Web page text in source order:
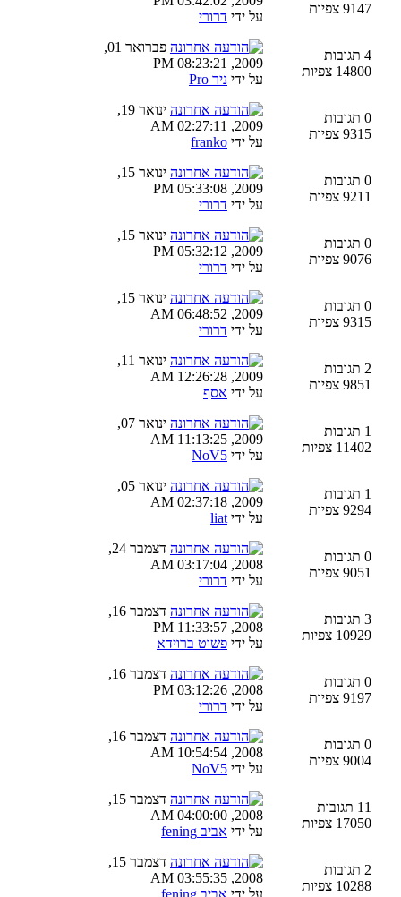
9147 צפיות
על ידי דרורי
4 תגובות
14800 צפיות
פברואר 01,
2009, 08:23:21 PM
על ידי ניר Pro
0 תגובות
9315 צפיות
ינואר 19,
2009, 02:27:11 AM
על ידי franko
0 תגובות
9211 צפיות
ינואר 15,
2009, 05:33:08 PM
על ידי דרורי
0 תגובות
9076 צפיות
ינואר 15,
2009, 05:32:12 PM
על ידי דרורי
0 תגובות
9315 צפיות
ינואר 15,
2009, 06:48:52 AM
על ידי דרורי
2 תגובות
9851 צפיות
ינואר 11,
2009, 12:26:28 AM
על ידי אסף
1 תגובות
11402 צפיות
ינואר 07,
2009, 11:13:25 AM
על ידי NoV5
1 תגובות
9294 צפיות
ינואר 05,
2009, 02:37:18 AM
על ידי liat
0 תגובות
9051 צפיות
דצמבר 24,
2008, 03:17:04 AM
על ידי דרורי
3 תגובות
10929 צפיות
דצמבר 16,
2008, 11:33:57 PM
על ידי פשוט ברוידא
0 תגובות
9197 צפיות
דצמבר 16,
2008, 03:12:26 PM
על ידי דרורי
0 תגובות
9004 צפיות
דצמבר 16,
2008, 10:54:54 AM
על ידי NoV5
11 תגובות
17050 צפיות
דצמבר 15,
2008, 04:00:00 AM
על ידי אביב fening
2 תגובות
10288 צפיות
דצמבר 15,
2008, 03:55:35 AM
על ידי אביב fening